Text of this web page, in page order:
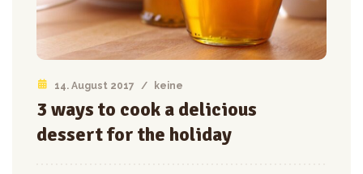
14. August 2017 / keine
3 ways to cook a delicious
dessert for the holiday